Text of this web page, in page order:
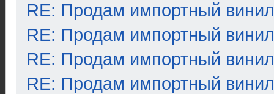
RE: Продам импортный винил
RE: Продам импортный винил
RE: Продам импортный винил
RE: Продам импортный винил